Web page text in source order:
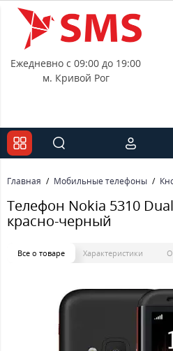
Ежедневно с 09:00 до 19:00
м. Кривой Рог
Главная Мобильные телефоны
Телефон Nokia 5310
красно-черный
Все о товаре Характеристики